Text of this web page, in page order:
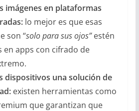
imágenes en plataformas
lo mejor es que esas
son “solo para sus ojos”estén
en apps con cifrado de
dispositivos una solución de
existen herramientas como
que garantizan que